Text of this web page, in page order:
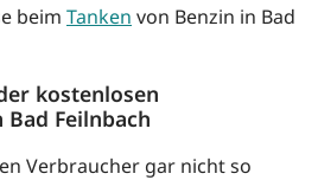
beim Tanken von Benzin in Bad
kostenlosen
Feilnbach
Verbraucher gar nicht so